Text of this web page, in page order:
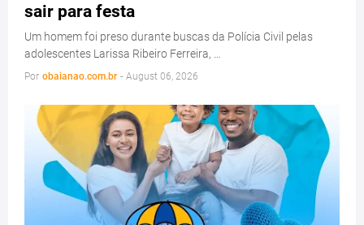
sair para festa
Um homem foi preso durante buscas da Polícia Civil pelas
adolescentes Larissa Ribeiro Ferreira, …
Por obaianao.com.br - August 06, 2026